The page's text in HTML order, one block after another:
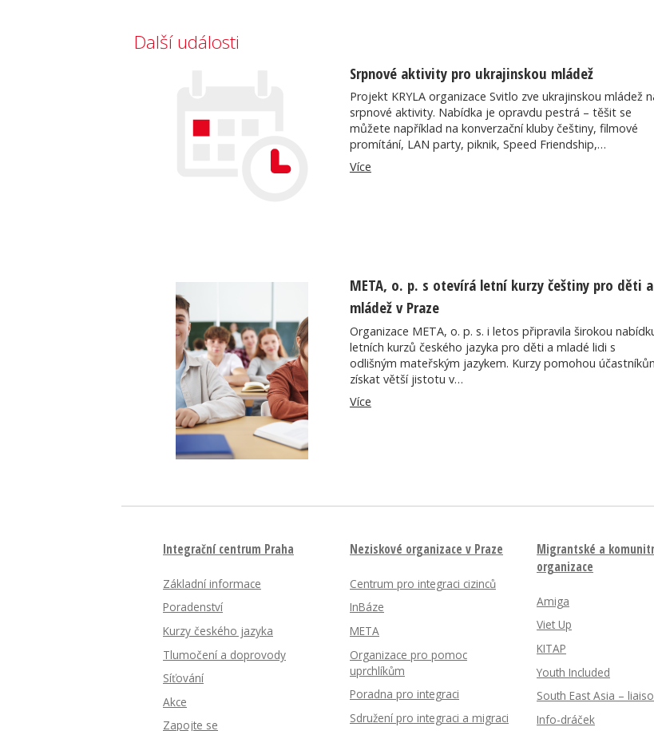
Další události
Srpnové aktivity pro ukrajinskou mládež
Projekt KRYLA organizace Svitlo zve ukrajinskou mládež
srpnové aktivity. Nabídka je opravdu pestrá – těšit se
můžete například na konverzační kluby češtiny, filmové
promítání, LAN party, piknik, Speed Friendship,…
Více
META, o. p. s otevírá letní kurzy češtiny pro děti a
mládež v Praze
Organizace META, o. p. s. i letos připravila širokou
letních kurzů českého jazyka pro děti a mladé lidi s
odlišným mateřským jazykem. Kurzy pomohou
získat větší jistotu v…
Více
Integrační centrum Praha
Základní informace
Poradenství
Kurzy českého jazyka
Tlumočení a doprovody
Síťování
Akce
Zapojte se
Neziskové organizace v Praze
Centrum pro integraci cizinců
InBáze
META
Organizace pro pomoc
uprchlíkům
Poradna pro integraci
Sdružení pro integraci a migraci
Migrantské a
organizace
Amiga
Viet Up
KITAP
Youth Included
South East Asia –
Info-dráček